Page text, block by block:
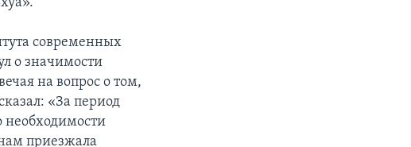
современных
о значимости
на вопрос о том,
«За период
необходимости
приезжала